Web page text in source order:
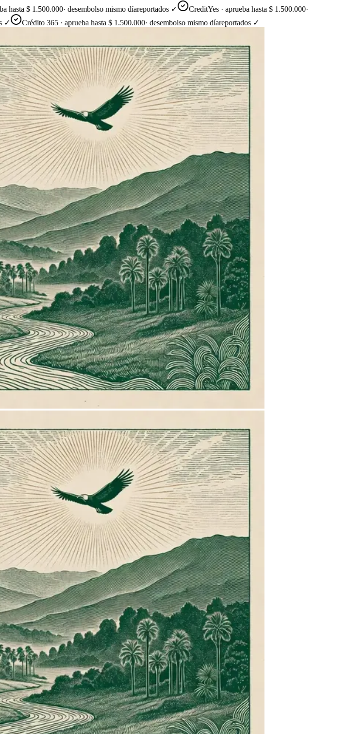
$ 1.500.000·desembolso mismo díareportados ✓ CreditYes · aprueba hasta $ 1.500.000·
Crédito 365 · aprueba hasta $ 1.500.000·desembolso mismo díareportados ✓